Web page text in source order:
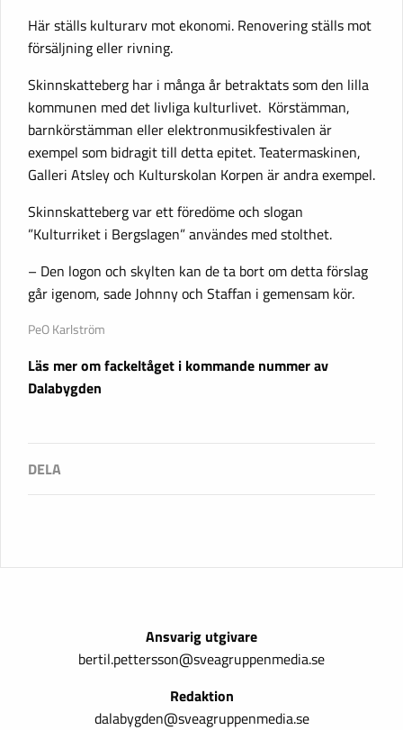
Här ställs kulturarv mot ekonomi. Renovering ställs mot
försäljning eller rivning.
Skinnskatteberg har i många år betraktats som den lilla
kommunen med det livliga kulturlivet. Körstämman,
barnkörstämman eller elektronmusikfestivalen är
exempel som bidragit till detta epitet. Teatermaskinen,
Galleri Atsley och Kulturskolan Korpen är andra exempel.
Skinnskatteberg var ett föredöme och slogan
”Kulturriket i Bergslagen” användes med stolthet.
– Den logon och skylten kan de ta bort om detta förslag
går igenom, sade Johnny och Staffan i gemensam kör.
PeO Karlström
Läs mer om fackeltåget i kommande nummer av
Dalabygden
Ansvarig utgivare
bertil.pettersson@sveagruppenmedia.se
Redaktion
dalabygden@sveagruppenmedia.se